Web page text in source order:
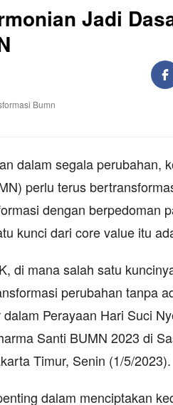
Jadi
dalam segala perubahan,
perlu terus
dengan berpedoman
kunci dari core value itu
di mana salah satu
perubahan tanpa
Perayaan Hari Suci
Santi BUMN 2023 di
Timur, Senin (1/5/2023).
dalam menciptakan